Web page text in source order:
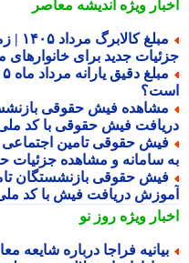
ویژهاندیشه معاصر
مبلغ
جدید برای خانوارهای
فیش حقوقی
فیش حقوقی با کد ملی و
حقوقی تامین اجتماعی |
سامانه و مشاهده جزئیات
حقوقی بازنشستگان تامین
دریافت فیش با کد ملی و
ویژهروز نو
فراجا درباره شایعه